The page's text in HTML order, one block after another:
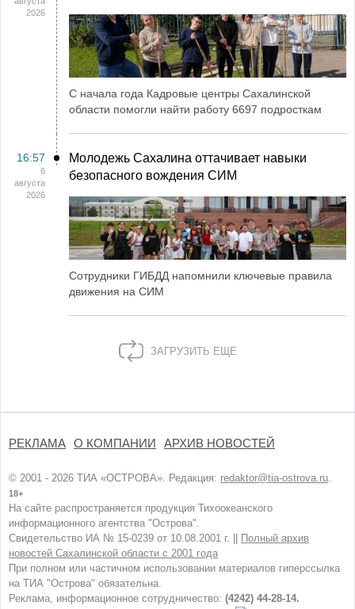
2026
С начала года Кадровые центры Сахалинской
области помогли найти работу 6697 подросткам
16:57
6
августа
2026
Молодежь Сахалина оттачивает навыки
безопасного вождения СИМ
Сотрудники ГИБДД напомнили ключевые правила
движения на СИМ
ЗАГРУЗИТЬ ЕЩЕ
РЕКЛАМА О КОМПАНИИ АРХИВ НОВОСТЕЙ
© 2001 - 2026 ТИА «ОСТРОВА». Редакция: redaktor@tia-ostrova.ru.
18+
На сайте распространяется продукция Тихоокеанского
информационного агентства "Острова".
Свидетельство ИА № 15-0239 от 10.08.2001 г. ||
Полный архив
новостей Сахалинской области с 2001 года
При полном или частичном использовании материалов гиперссылка
на ТИА "Острова" обязательна.
Реклама, информационное сотрудничество: (4242) 44-28-14.